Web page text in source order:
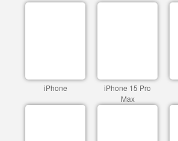
iPhone
iPhone 15 Pro
Max